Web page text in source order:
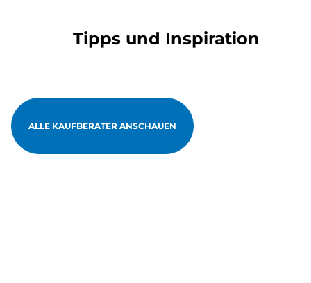
Tipps und Inspiration
ALLE KAUFBERATER ANSCHAUEN